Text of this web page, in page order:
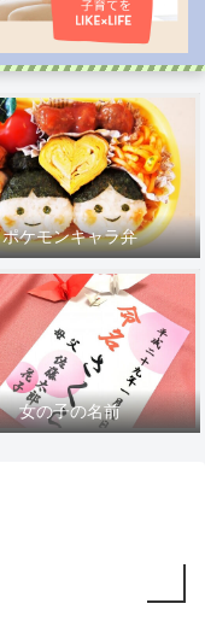
ポケモンキャラ弁
女の子の名前